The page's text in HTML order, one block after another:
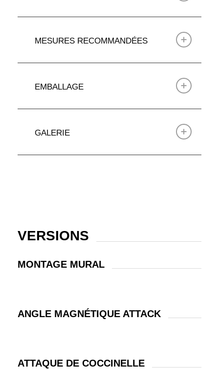
MESURES RECOMMANDÉES
EMBALLAGE
GALERIE
VERSIONS
MONTAGE MURAL
ANGLE MAGNÉTIQUE ATTACK
ATTAQUE DE COCCINELLE